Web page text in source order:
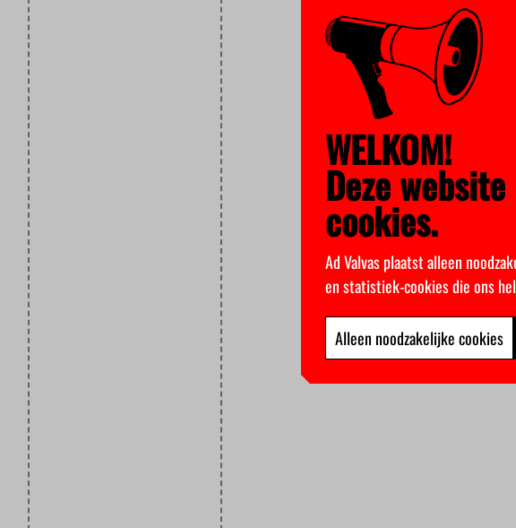
WELKOM!
Deze
cookies.
Ad Valvas plaatst alleen
en statistiek-cookies die ons
Alleen noodzakelijke cookies